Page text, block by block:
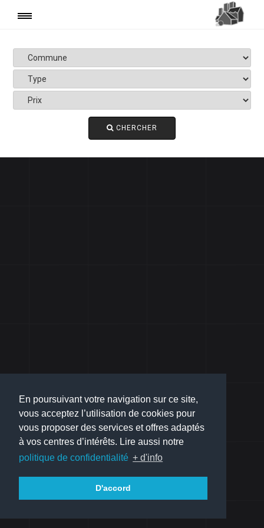
En poursuivant votre navigation sur ce site,
vous acceptez l’utilisation de cookies pour
vous proposer des services et offres adaptés
à vos centres d’intérêts. Lire aussi notre
politique de confidentialité + d'info
D'accord
Prix
CHERCHER